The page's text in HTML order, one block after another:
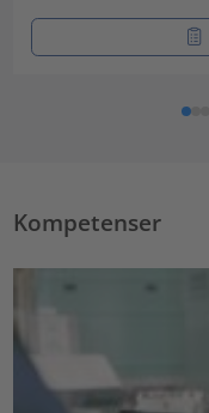
Kompetenser